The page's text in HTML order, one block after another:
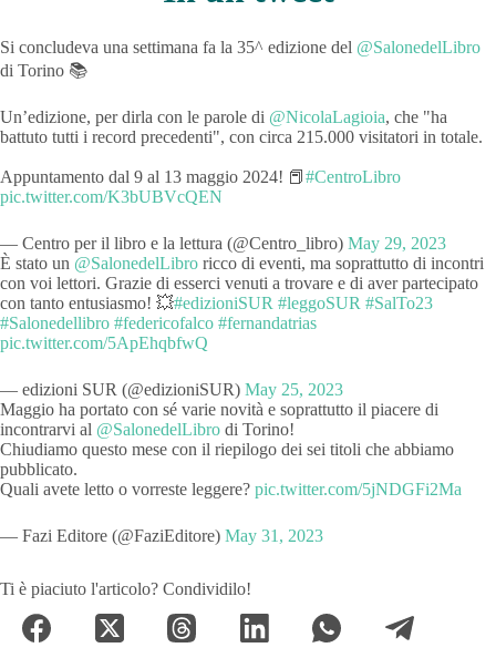
Si concludeva una settimana fa la 35^ edizione del @SalonedelLibro
di Torino 📚
Un’edizione, per dirla con le parole di @NicolaLagioia, che "ha
battuto tutti i record precedenti", con circa 215.000 visitatori in totale.
Appuntamento dal 9 al 13 maggio 2024! 📕 #CentroLibro
pic.twitter.com/K3bUBVcQEN
— Centro per il libro e la lettura (@Centro_libro) May 29, 2023
È stato un @SalonedelLibro ricco di eventi, ma soprattutto di incontri
con voi lettori. Grazie di esserci venuti a trovare e di aver partecipato
con tanto entusiasmo! 💥#edizioniSUR #leggoSUR #SalTo23
#Salonedellibro #federicofalco #fernandatrias
pic.twitter.com/5ApEhqbfwQ
— edizioni SUR (@edizioniSUR) May 25, 2023
Maggio ha portato con sé varie novità e soprattutto il piacere di
incontrarvi al @SalonedelLibro di Torino!
Chiudiamo questo mese con il riepilogo dei sei titoli che abbiamo
pubblicato.
Quali avete letto o vorreste leggere? pic.twitter.com/5jNDGFi2Ma
— Fazi Editore (@FaziEditore) May 31, 2023
Ti è piaciuto l'articolo? Condividilo!